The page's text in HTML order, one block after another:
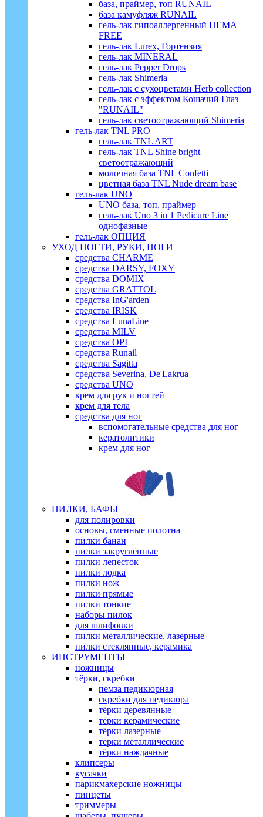
база, праймер, топ RUNAIL
база камуфляж RUNAIL
гель-лак гипоаллергенный HEMA
FREE
гель-лак Lurex, Гортензия
гель-лак MINERAL
гель-лак Pepper Drops
гель-лак Shimeria
гель-лак с сухоцветами Herb collection
гель-лак с эффектом Кошачий Глаз
"RUNAIL"
гель-лак светоотражающий Shimeria
гель-лак TNL PRO
гель-лак TNL ART
гель-лак TNL Shine bright
светоотражающий
молочная база TNL Confetti
цветная база TNL Nude dream base
гель-лак UNO
UNO база, топ, праймер
гель-лак Uno 3 in 1 Pedicure Line
однофазные
гель-лак ОПЦИЯ
УХОД НОГТИ, РУКИ, НОГИ
средства CHARME
средства DARSY, FOXY
средства DOMIX
средства GRATTOL
средства InG'arden
средства IRISK
средства LunaLine
средства MILV
средства OPI
средства Runail
средства Sagitta
средства Severina, De'Lakrua
средства UNO
крем для рук и ногтей
крем для тела
средства для ног
вспомогательные средства для ног
кератолитики
крем для ног
ПИЛКИ, БАФЫ
для полировки
основы, сменные полотна
пилки банан
пилки закруглённые
пилки лепесток
пилки лодка
пилки нож
пилки прямые
пилки тонкие
наборы пилок
для шлифовки
пилки металлические, лазерные
пилки стеклянные, керамика
ИНСТРУМЕНТЫ
ножницы
тёрки, скребки
пемза педикюрная
скребки для педикюра
тёрки деревянные
тёрки керамические
тёрки лазерные
тёрки металлические
тёрки наждачные
клипсеры
кусачки
парикмахерские ножницы
пинцеты
триммеры